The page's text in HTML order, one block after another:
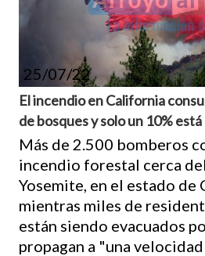
25/07/22
El incendio en California
de bosques y solo un 10%
Más de 2.500 bomberos
incendio forestal cerca
Yosemite, en el estado de
mientras miles de
están siendo evacuados
propagan a "una